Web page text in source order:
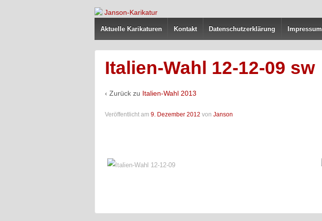
Aktuelle Karikaturen Kontakt Datenschutzerklärung Impressum
Italien-Wahl 12-12-09 sw
‹ Zurück zu Italien-Wahl 2013
Veröffentlicht am 9. Dezember 2012 von Janson